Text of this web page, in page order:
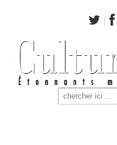
Search
for: